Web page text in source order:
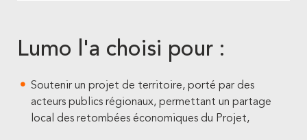
Lumo l'a choisi pour :
Soutenir un projet de territoire, porté par des
acteurs publics régionaux, permettant un partage
local des retombées économiques du Projet,